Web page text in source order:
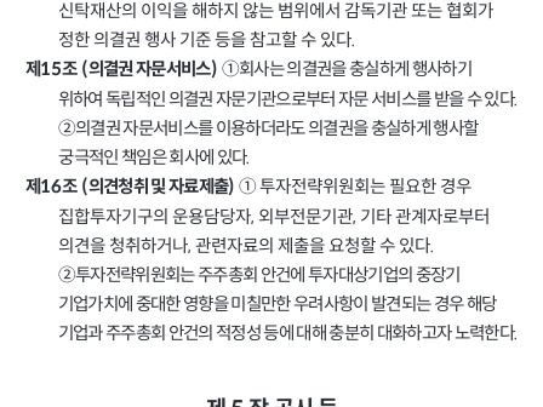
신탁재산의 이익을 해하지 않는 범위에서 감독기관 또는 협회가
정한 의결권 행사 기준 등을 참고할 수 있다.
제15조(의결권 자문서비스) ①회사는 의결권을 충실하게 행사하기
위하여 독립적인 의결권 자문기관으로부터 자문 서비스를 받을 수 있다.
②의결권 자문서비스를 이용하더라도 의결권을 충실하게 행사할
궁극적인 책임은 회사에 있다.
제16조(의견청취 및 자료제출)①투자전략위원회는 필요한 경우
집합투자기구의 운용담당자, 외부전문기관, 기타 관계자로부터
의견을 청취하거나, 관련자료의 제출을 요청할 수 있다.
②투자전략위원회는 주주총회 안건에 투자대상기업의 중장기
기업가치에 중대한 영향을 미칠만한 우려사항이 발견되는 경우 해당
기업과 주주총회 안건의 적정성 등에 대해 충분히 대화하고자 노력한다.